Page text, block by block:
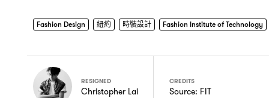
Fashion Design 紐約 時裝設計 Fashion Institute of Technology
RESIGNED
Christopher Lai
CREDITS
Source: FIT